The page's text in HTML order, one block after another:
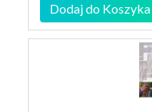
Dodaj do Koszyka